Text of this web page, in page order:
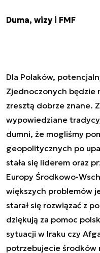
Duma, wizy i FMF
Dla Polaków,
Zjednoczonych będzie
zresztą dobrze znane.
wypowiedziane
dumni, że mogliśmy
geopolitycznych po
stała się liderem oraz
Europy Środkowo-
większych problemów
starał się rozwiązać z
dziękują za pomoc
sytuacji w Iraku czy
potrzebujecie środków